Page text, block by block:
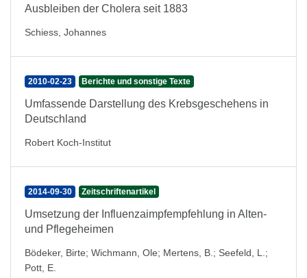
Ausbleiben der Cholera seit 1883
Schiess, Johannes
2010-02-23 Berichte und sonstige Texte
Umfassende Darstellung des Krebsgeschehens in
Deutschland
Robert Koch-Institut
2014-09-30 Zeitschriftenartikel
Umsetzung der Influenzaimpfempfehlung in Alten-
und Pflegeheimen
Bödeker, Birte; Wichmann, Ole; Mertens, B. ; Seefeld, L. ;
Pott, E.